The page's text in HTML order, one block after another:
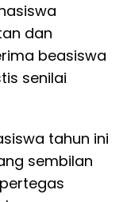
dan
beasiswa
senilai
tahun ini
sembilan